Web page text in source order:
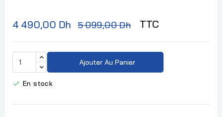
4 490,00 Dh 5 099,00 Dh TTC
Ajouter Au Panier
 En stock